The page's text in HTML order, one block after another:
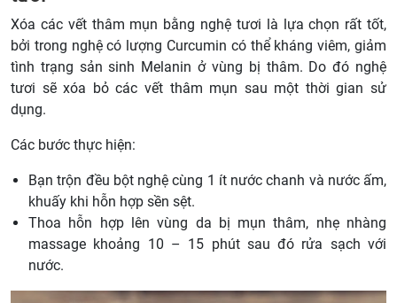
Xóa các vết thâm mụn bằng nghệ tươi là lựa chọn rất tốt,
bởi trong nghệ có lượng Curcumin có thể kháng viêm, giảm
tình trạng sản sinh Melanin ở vùng bị thâm. Do đó nghệ
tươi sẽ xóa bỏ các vết thâm mụn sau một thời gian sử
dụng.
Các bước thực hiện:
Bạn trộn đều bột nghệ cùng 1 ít nước chanh và nước ấm,
khuấy khi hỗn hợp sền sệt.
Thoa hỗn hợp lên vùng da bị mụn thâm, nhẹ nhàng
massage khoảng 10 – 15 phút sau đó rửa sạch với
nước.